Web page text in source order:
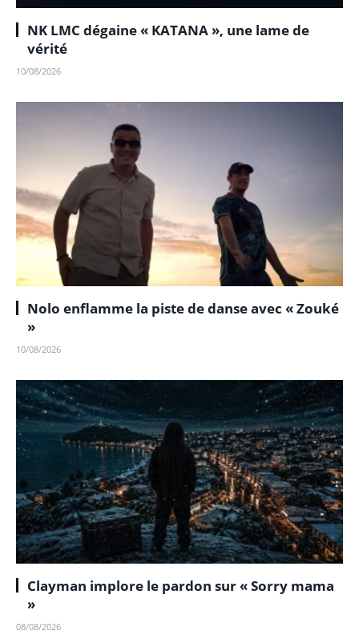
NK LMC dégaine « KATANA », une lame de
vérité
10/08/2026
Nolo enflamme la piste de danse avec « Zouké
»
10/08/2026
Clayman implore le pardon sur « Sorry mama
»
08/08/2026